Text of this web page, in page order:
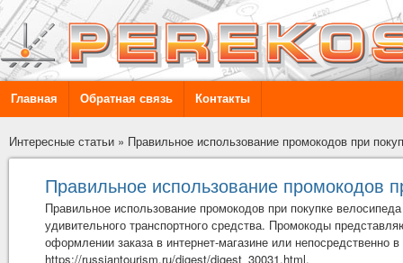
Главная Обратная связь Контакты
Интересные статьи » Правильное использование промокодов при
Правильное использование промокодов
Правильное использование промокодов при покупке
удивительного транспортного средства. Промокоды
оформлении заказа в интернет-магазине или
https://russiantourism.ru/digest/digest_30031.html.